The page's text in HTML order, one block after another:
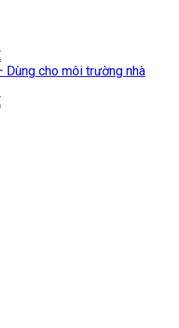
Dùng cho môi trường nhà